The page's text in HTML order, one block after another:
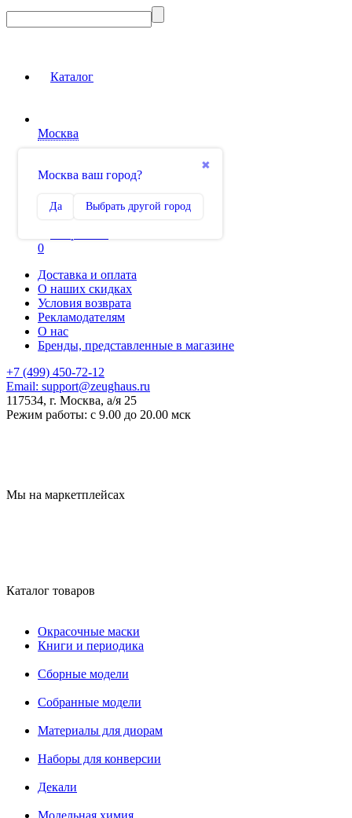
Каталог
Москва
✖
Москва ваш город?
Да Выбрать другой город
Сравнение
0
Доставка и оплата
О наших скидках
Условия возврата
Рекламодателям
О нас
Бренды, представленные в магазине
+7 (499) 450-72-12
Email: support@zeughaus.ru
117534, г. Москва, а/я 25
Режим работы: с 9.00 до 20.00 мск
Мы на маркетплейсах
Каталог товаров
Окрасочные маски
Книги и периодика
Сборные модели
Собранные модели
Материалы для диорам
Наборы для конверсии
Декали
Модельная химия